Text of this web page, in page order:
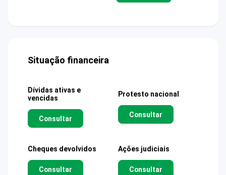
Situação financeira
Dívidas ativas e
vencidas
Consultar
Protesto nacional
Consultar
Cheques devolvidos
Consultar
Ações judiciais
Consultar